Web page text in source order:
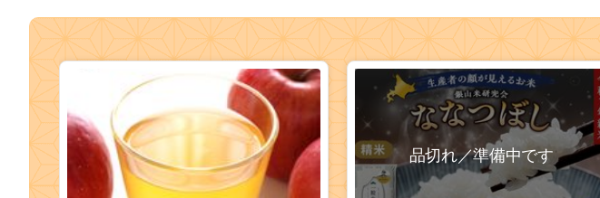
品切れ／準備中です